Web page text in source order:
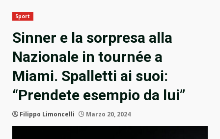
Sport
Sinner e la sorpresa alla
Nazionale in tournée a
Miami. Spalletti ai suoi:
“Prendete esempio da lui”
Filippo Limoncelli Marzo 20, 2024